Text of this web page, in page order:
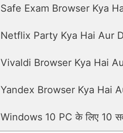
Safe Exam Browser Kya
Netflix Party Kya Hai Aur
Vivaldi Browser Kya Hai
Yandex Browser Kya Hai
Windows 10 PC के लिए 10